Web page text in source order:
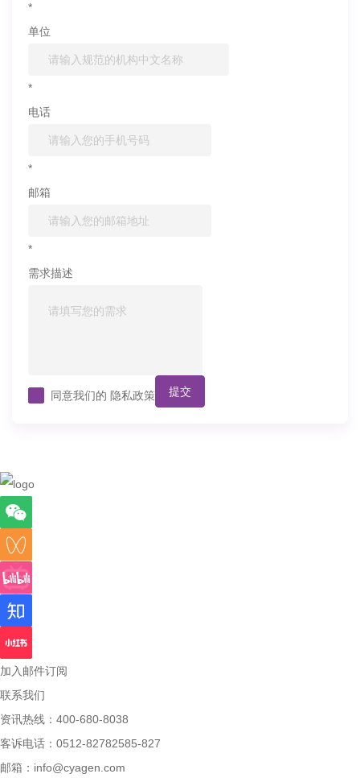
*
单位
*
电话
*
邮箱
*
需求描述
同意我们的 隐私政策 提交
加入邮件订阅
联系我们
资讯热线：400-680-8038
客诉电话：0512-82782585-827
邮箱： info@cyagen.com